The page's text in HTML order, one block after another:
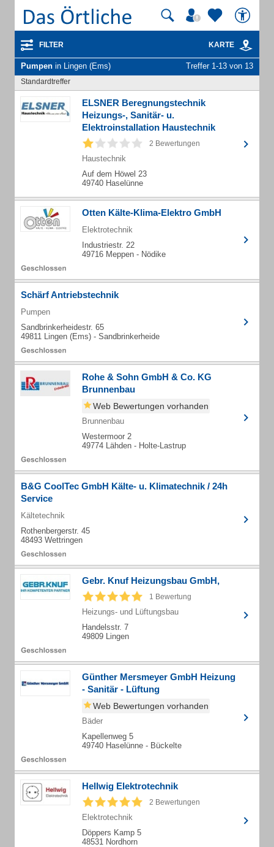
FILTER KARTE
Pumpen in Lingen (Ems) Treffer 1-13 von 13
Standardtreffer
ELSNER Beregnungstechnik
Heizungs-, Sanitär- u.
Elektroinstallation Haustechnik
2 Bewertungen
Haustechnik
Auf dem Höwel 23
49740 Haselünne
Otten Kälte-Klima-Elektro GmbH
Elektrotechnik
Industriestr. 22
49716 Meppen - Nödike
Schärf Antriebstechnik
Pumpen
Sandbrinkerheidestr. 65
49811 Lingen (Ems) - Sandbrinkerheide
Rohe & Sohn GmbH & Co. KG
Brunnenbau
Web Bewertungen vorhanden
Brunnenbau
Westermoor 2
49774 Lähden - Holte-Lastrup
B&G CoolTec GmbH Kälte- u. Klimatechnik / 24h
Service
Kältetechnik
Rothenbergerstr. 45
48493 Wettringen
Gebr. Knuf Heizungsbau GmbH,
1 Bewertung
Heizungs- und Lüftungsbau
Handelsstr. 7
49809 Lingen
Günther Mersmeyer GmbH Heizung
- Sanitär - Lüftung
Web Bewertungen vorhanden
Bäder
Kapellenweg 5
49740 Haselünne - Bückelte
Hellwig Elektrotechnik
2 Bewertungen
Elektrotechnik
Döppers Kamp 5
48531 Nordhorn